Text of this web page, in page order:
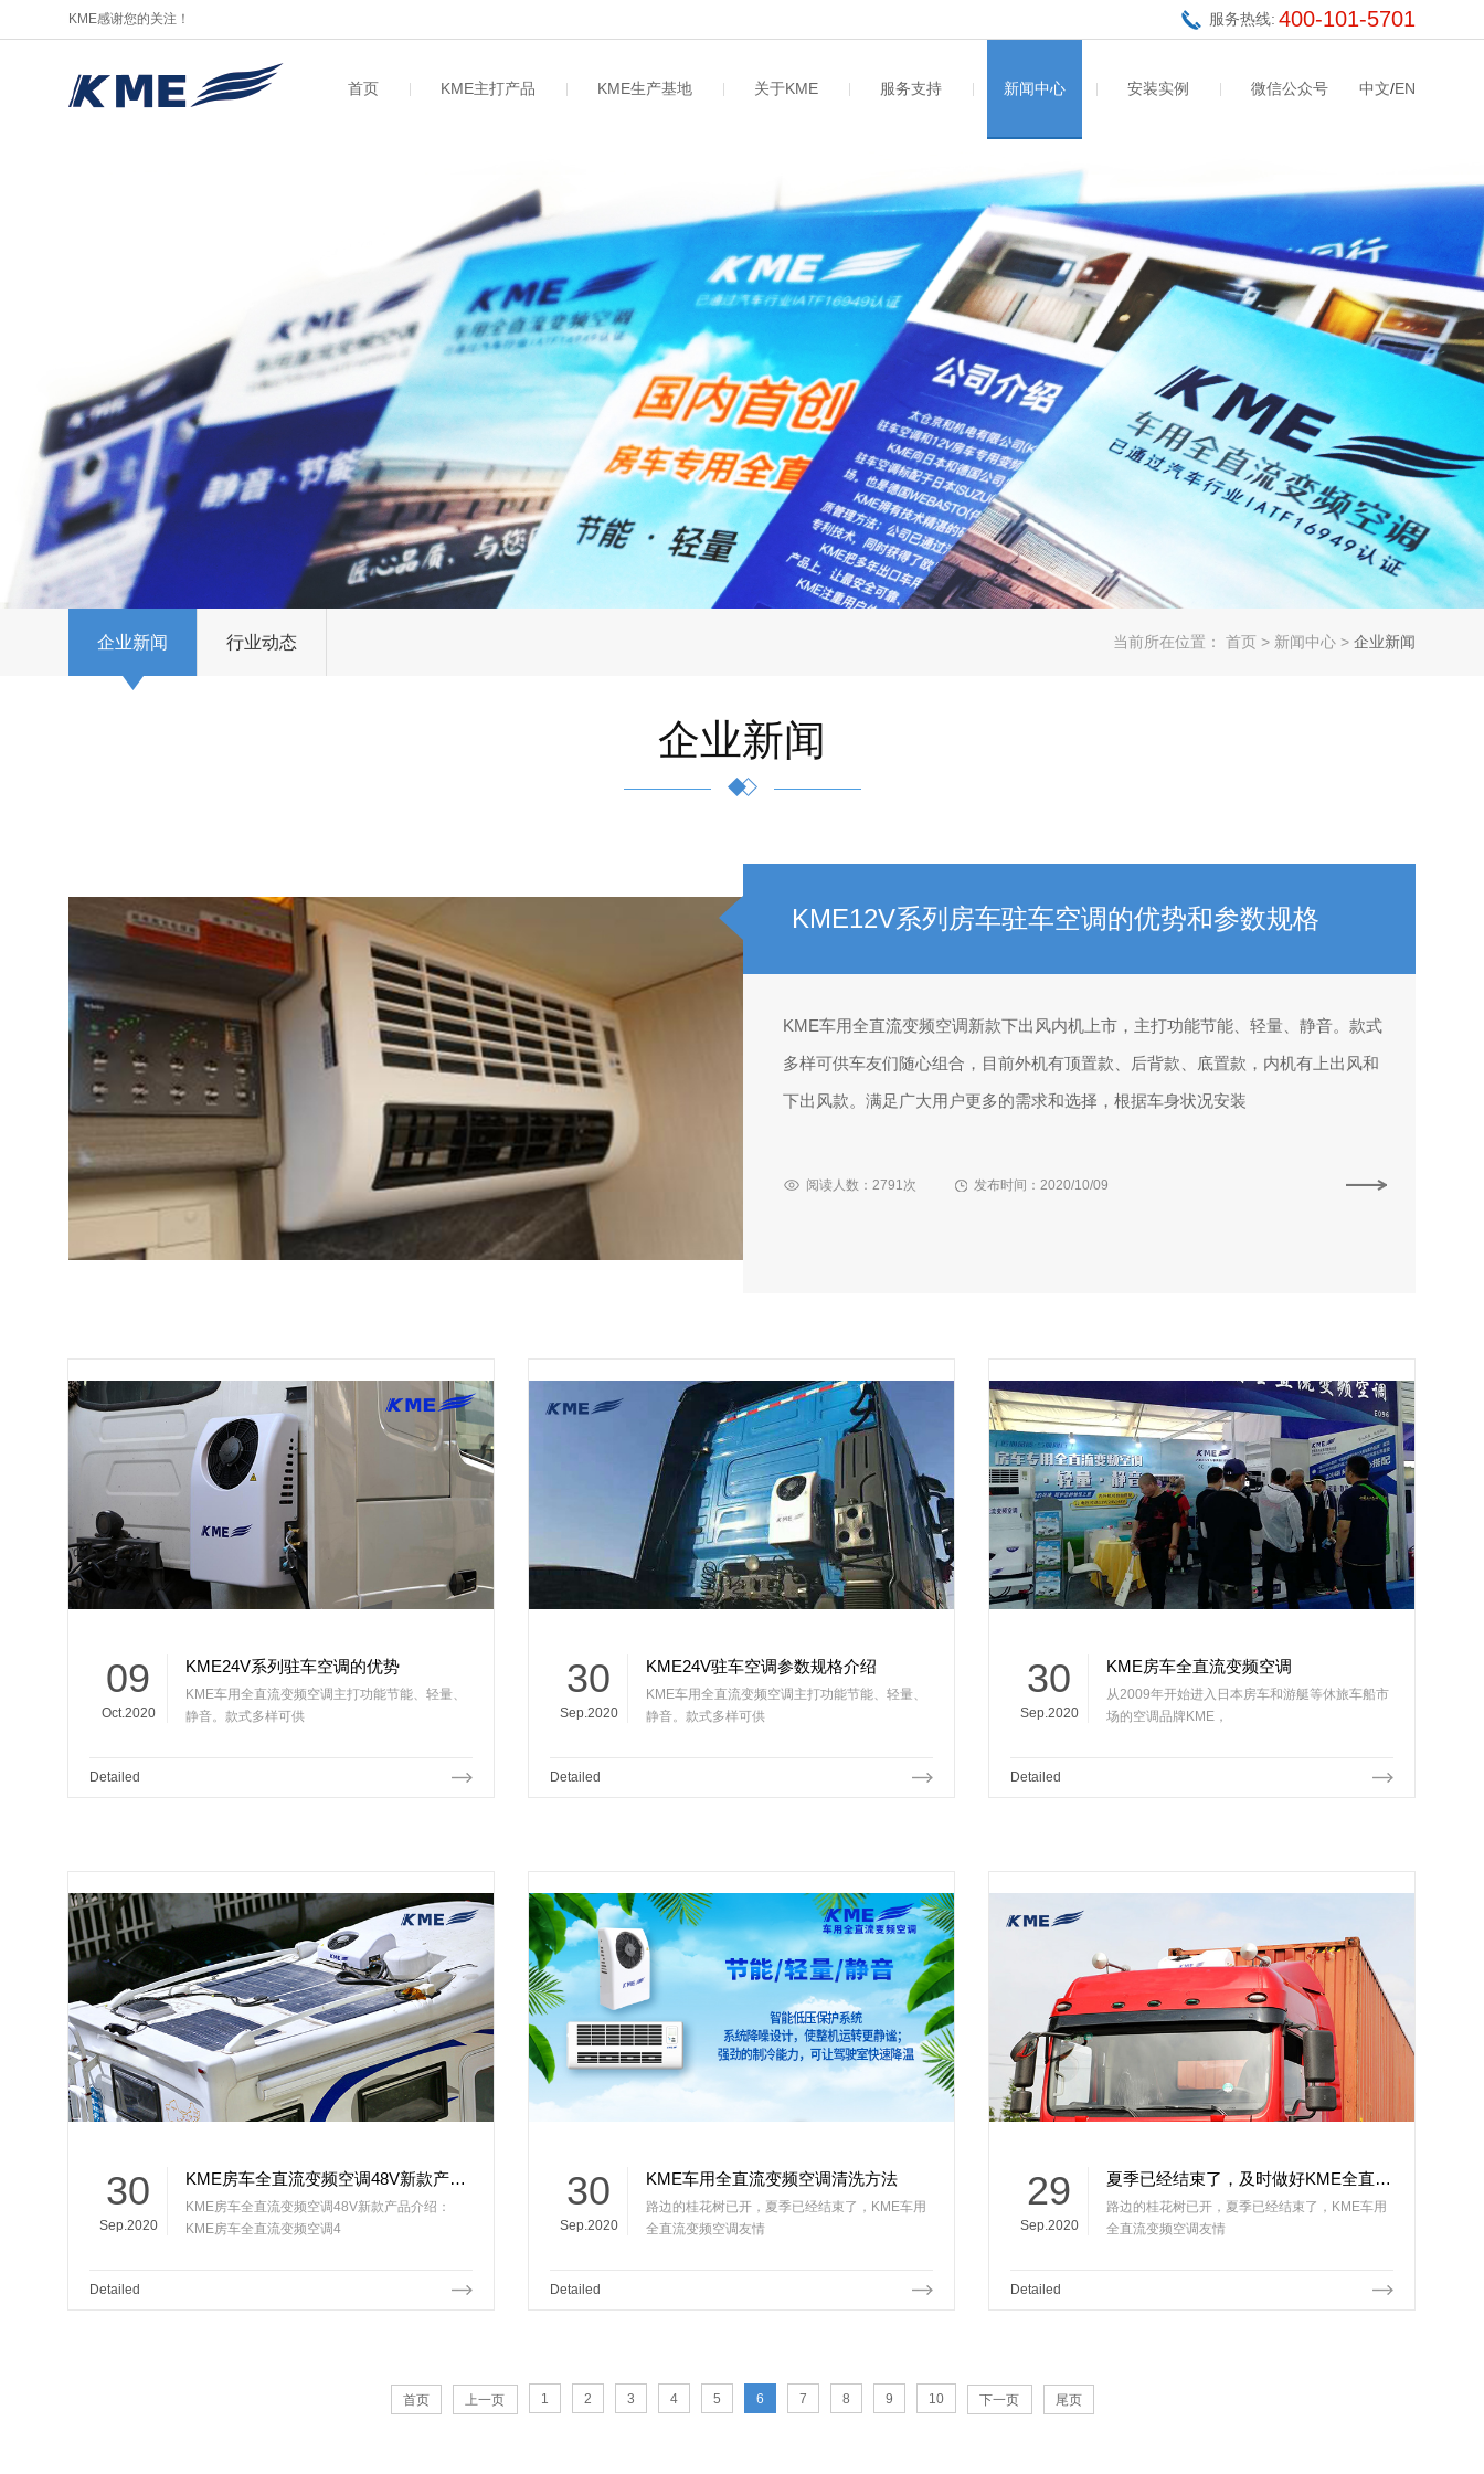
KME感谢您的关注！ 服务热线: 400-101-5701
中文/EN
首页 KME主打产品 KME生产基地 关于KME 服务支持 新闻中心 安装实例 微信公众号
企业新闻 行业动态 当前所在位置： 首页 > 新闻中心 > 企业新闻
企业新闻
KME12V系列房车驻车空调的优势和参数规格
KME车用全直流变频空调新款下出风内机上市，主打功能节能、轻量、静音。款式
多样可供车友们随心组合，目前外机有顶置款、后背款、底置款，内机有上出风和
下出风款。满足广大用户更多的需求和选择，根据车身状况安装
阅读人数：2791次 发布时间：2020/10/09
09
Oct.2020
KME24V系列驻车空调的优势
KME车用全直流变频空调主打功能节能、轻量、
静音。款式多样可供
Detailed
30
Sep.2020
KME24V驻车空调参数规格介绍
KME车用全直流变频空调主打功能节能、轻量、
静音。款式多样可供
Detailed
30
Sep.2020
KME房车全直流变频空调
从2009年开始进入日本房车和游艇等休旅车船市
场的空调品牌KME，
Detailed
30
Sep.2020
KME房车全直流变频空调48V新款产品介绍
KME房车全直流变频空调48V新款产品介绍：
KME房车全直流变频空调4
Detailed
30
Sep.2020
KME车用全直流变频空调清洗方法
路边的桂花树已开，夏季已经结束了，KME车用
全直流变频空调友情
Detailed
29
Sep.2020
夏季已经结束了，及时做好KME全直流变频空调的清洁保养
路边的桂花树已开，夏季已经结束了，KME车用
全直流变频空调友情
Detailed
首页 上一页 1 2 3 4 5 6 7 8 9 10 下一页 尾页